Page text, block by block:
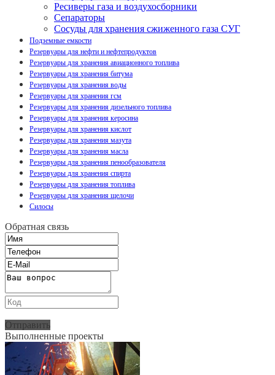
Ресиверы газа и воздухосборники
Сепараторы
Сосуды для хранения сжиженного газа СУГ
Подземные емкости
Резервуары для нефти и нефтепродуктов
Резервуары для хранения авиационного топлива
Резервуары для хранения битума
Резервуары для хранения воды
Резервуары для хранения гсм
Резервуары для хранения дизельного топлива
Резервуары для хранения керосина
Резервуары для хранения кислот
Резервуары для хранения мазута
Резервуары для хранения масла
Резервуары для хранения пенообразователя
Резервуары для хранения спирта
Резервуары для хранения топлива
Резервуары для хранения щелочи
Силосы
Обратная связь
Отправить
Выполненные проекты